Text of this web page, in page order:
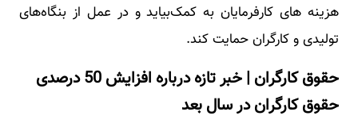
هزینه های کارفرمایان به کمک‌بیاید و در عمل از بنگاه‌های
تولیدی و کارگران حمایت کند.
حقوق کارگران | خبر تازه درباره افزایش 50 درصدی
حقوق کارگران در سال بعد